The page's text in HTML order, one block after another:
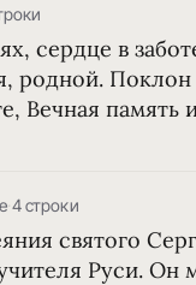
сердце в
родной. Поклон
Вечная память
·4 строки
святого
Руси. Он